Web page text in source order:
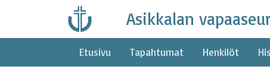
content
Asikkalan
Etusivu Tapahtumat Henkilöt